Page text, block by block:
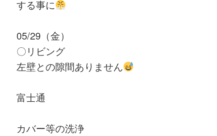
する事に
05/29（金）
〇リビング
左壁との隙間ありません
富士通
カバー等の洗浄